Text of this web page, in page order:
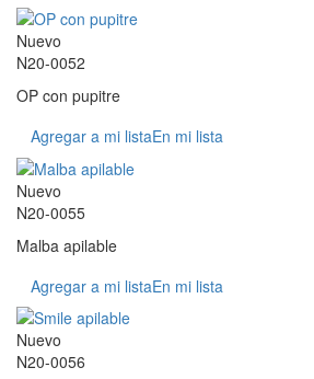
Nuevo
N20-0052
OP con pupitre
Agregar a mi listaEn mi lista
Nuevo
N20-0055
Malba apilable
Agregar a mi listaEn mi lista
Nuevo
N20-0056